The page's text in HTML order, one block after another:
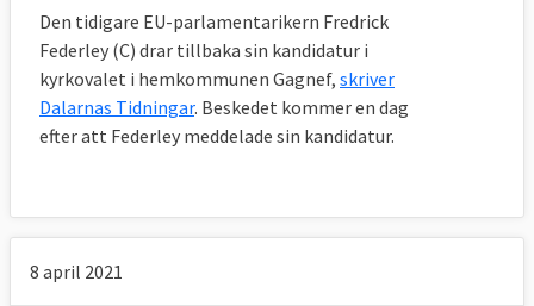
Den tidigare EU-parlamentarikern Fredrick
Federley (C) drar tillbaka sin kandidatur i
kyrkovalet i hemkommunen Gagnef, skriver
Dalarnas Tidningar. Beskedet kommer en dag
efter att Federley meddelade sin kandidatur.
8 april 2021